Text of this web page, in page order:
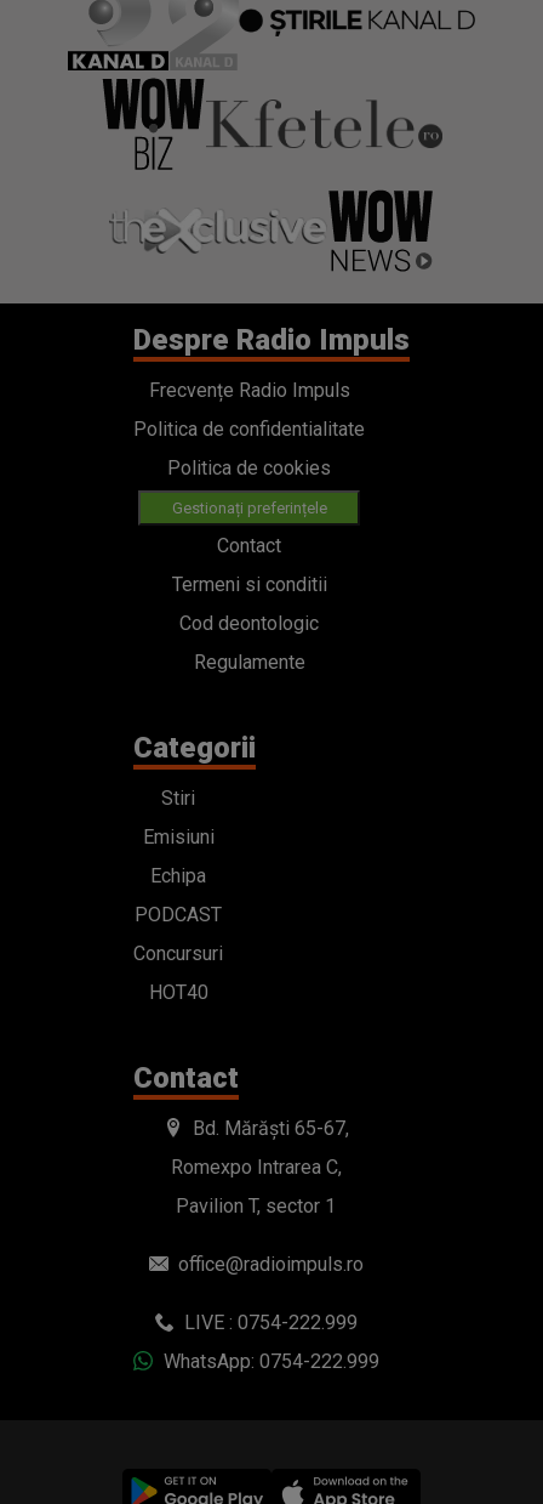
Despre Radio Impuls
Frecvențe Radio Impuls
Politica de confidentialitate
Politica de cookies
Gestionați preferințele
Contact
Termeni si conditii
Cod deontologic
Regulamente
Categorii
Stiri
Emisiuni
Echipa
PODCAST
Concursuri
HOT40
Contact
Bd. Mărăști 65-67,
Romexpo Intrarea C,
Pavilion T, sector 1
office@radioimpuls.ro
LIVE : 0754-222.999
WhatsApp: 0754-222.999